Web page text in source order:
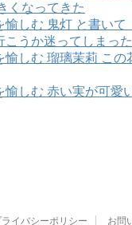
くなってきた
愉しむ 鬼灯 と書いて
こうか迷ってしまった
愉しむ 瑠璃茉莉 この
愉しむ 赤い実が可愛
ライバシーポリシー お問